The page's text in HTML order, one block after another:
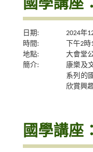
日期:
2024年
時間:
下午2
地點:
大會堂
簡介:
康樂及
系列的
欣賞興
國學講座